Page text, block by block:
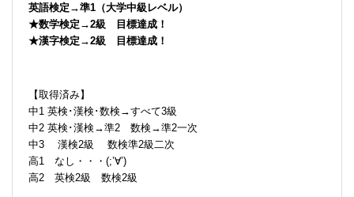
英語検定→準1（大学中級レベル）
★数学検定→2級 目標達成！
★漢字検定→2級 目標達成！
【取得済み】
中1 英検･漢検･数検→すべて3級
中2 英検･漢検→準2 数検→準2一次
中3 漢検2級 数検準2級二次
高1 なし・・・(;’∀’)
高2 英検2級 数検2級